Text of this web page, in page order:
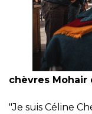
chèvres Mohair
"Je suis Céline